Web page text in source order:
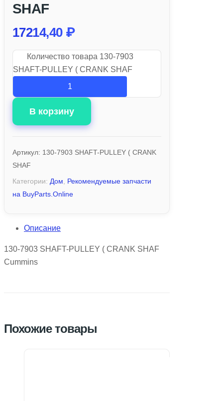
SHAF
17214,40 ₽
Количество товара 130-7903
SHAFT-PULLEY ( CRANK SHAF
В корзину
Артикул: 130-7903 SHAFT-PULLEY ( CRANK
SHAF
Категории: Дом
Рекомендуемые запчасти
на BuyParts.Online
Описание
130-7903 SHAFT-PULLEY ( CRANK SHAF
Cummins
Похожие товары